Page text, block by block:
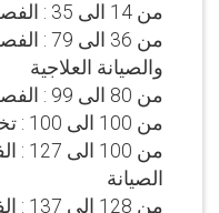
من 14 الى 35 : الفصل الأول :مدخل إلى الصيانة
من 36
والصيانة العلاجية
من 80 الى 99 : الفصل الثالث :العطلات
من 100 الى 100 : تخطيط أعمال الصيانة
من
الصيانة
من